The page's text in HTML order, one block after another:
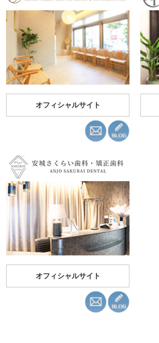
オフィシャルサイト
オフィシャルサイト